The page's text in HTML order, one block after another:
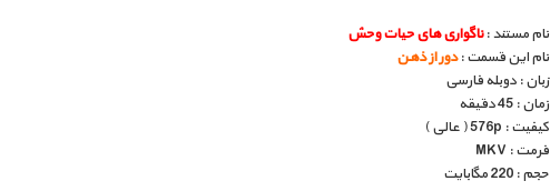
نام مستند :ناگواری های حیات وحش
نام این قسمت :دور از ذهن
زبان : دوبله فارسی
زمان : 45 دقیقه
کیفیت : 576p ( عالی )
فرمت : MKV
حجم : 220 مگابایت